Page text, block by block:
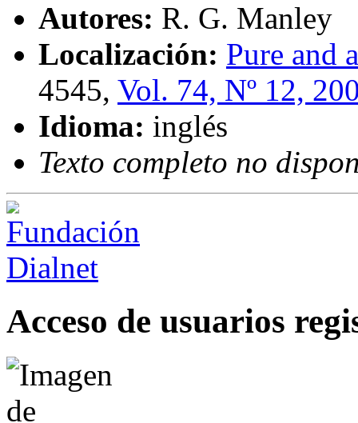
Autores: R. G. Manley
Localización: Pure and
4545, Vol. 74, Nº 12,
Idioma: inglés
Texto completo no
Acceso de usuarios